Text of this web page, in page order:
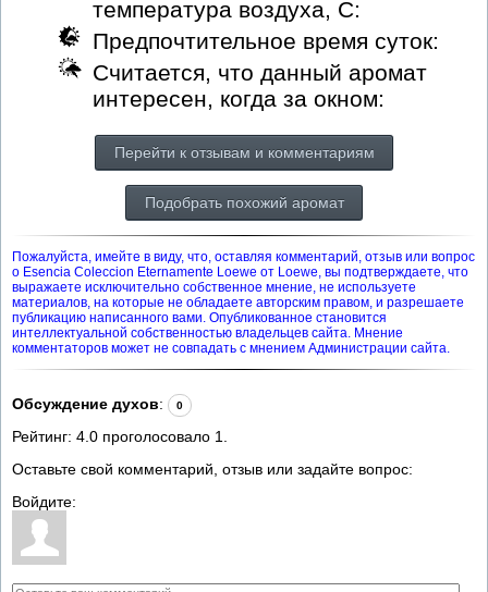
температура воздуха, С:
Предпочтительное время суток:
Считается, что данный аромат
интересен, когда за окном:
Перейти к отзывам и комментариям
Подобрать похожий аромат
Пожалуйста, имейте в виду, что, оставляя комментарий, отзыв или вопрос
о Esencia Coleccion Eternamente Loewe от Loewe, вы подтверждаете, что
выражаете исключительно собственное мнение, не используете
материалов, на которые не обладаете авторским правом, и разрешаете
публикацию написанного вами. Опубликованное становится
интеллектуальной собственностью владельцев сайта. Мнение
комментаторов может не совпадать с мнением Администрации сайта.
Обсуждение духов: 0
Рейтинг: 4.0 проголосовало 1
Оставьте свой комментарий, отзыв или задайте вопрос:
Войдите: